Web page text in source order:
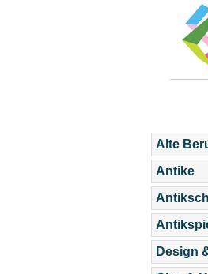
Alte
Antike
Design